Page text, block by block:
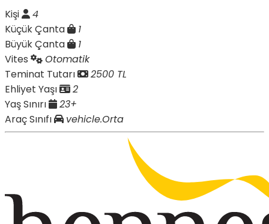
Kişi
4
Küçük Çanta
1
Büyük Çanta
1
Vites
Otomatik
Teminat Tutarı
2500 TL
Ehliyet Yaşı
2
Yaş Sınırı
23+
Araç Sınıfı
vehicle.Orta